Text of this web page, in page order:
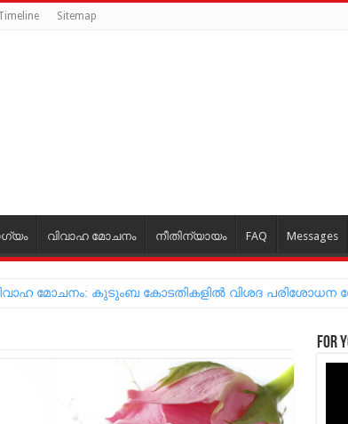
Sitemap
വിവാഹ മോചനം നീതിന്യായം FAQ Messages
മോചനം: കുടുംബ കോടതികളില്‍ വിശദ പരിശോധന
For